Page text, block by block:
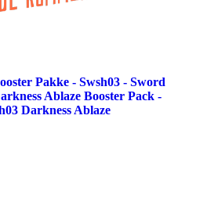
Pakke - Swsh03 - Sword
Ablaze Booster Pack -
Darkness Ablaze